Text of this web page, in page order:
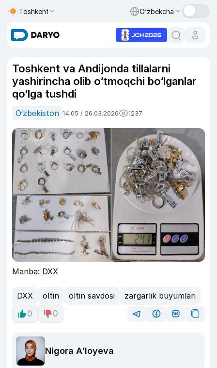
Toshkent O‘zbekcha
Toshkent va Andijonda tillalarni
yashirincha olib o‘tmoqchi bo‘lganlar
qo‘lga tushdi
O‘zbekiston 14:05 / 26.03.2026 1237
Manba: DXX
DXX oltin oltin savdosi
zargarlik buyumlari
0
0
Nigora A'loyeva